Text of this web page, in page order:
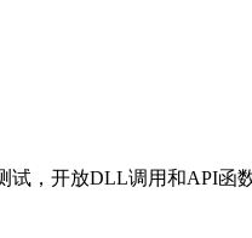
，开放DLL调用和API函